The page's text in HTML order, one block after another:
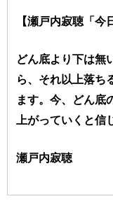
【瀬戸内寂聴「
どん底より下は無
ら、それ以上落ち
ます。今、どん底
上がっていくと信
瀬戸内寂聴